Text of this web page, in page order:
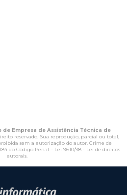
de Empresa de Assistência Técnica de
reservado. Sua reprodução, parcial ou total,
sem a autorização do autor. Crime de
do Código Penal – Lei 9610/98 - Lei de direitos
autorais.